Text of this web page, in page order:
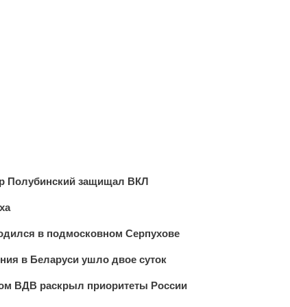
Полубинский защищал ВКЛ
в подмосковном Серпухове
в Беларуси ушло двое суток
ВДВ раскрыл приоритеты России